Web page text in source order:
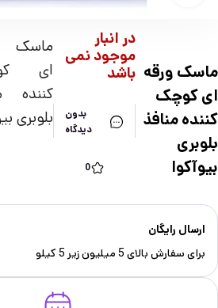
در انبار
موجود نمی
باشد
بدون
دیدگاه
0
ماسک ورقه
ای کوچک
کننده منافذ
بلوبری
بیوآکوا
ماسک
ای
کننده
بلوبری
ارسال رایگان
برای سفارش‌ بالای 5 میلیون زیر 5 کیلو